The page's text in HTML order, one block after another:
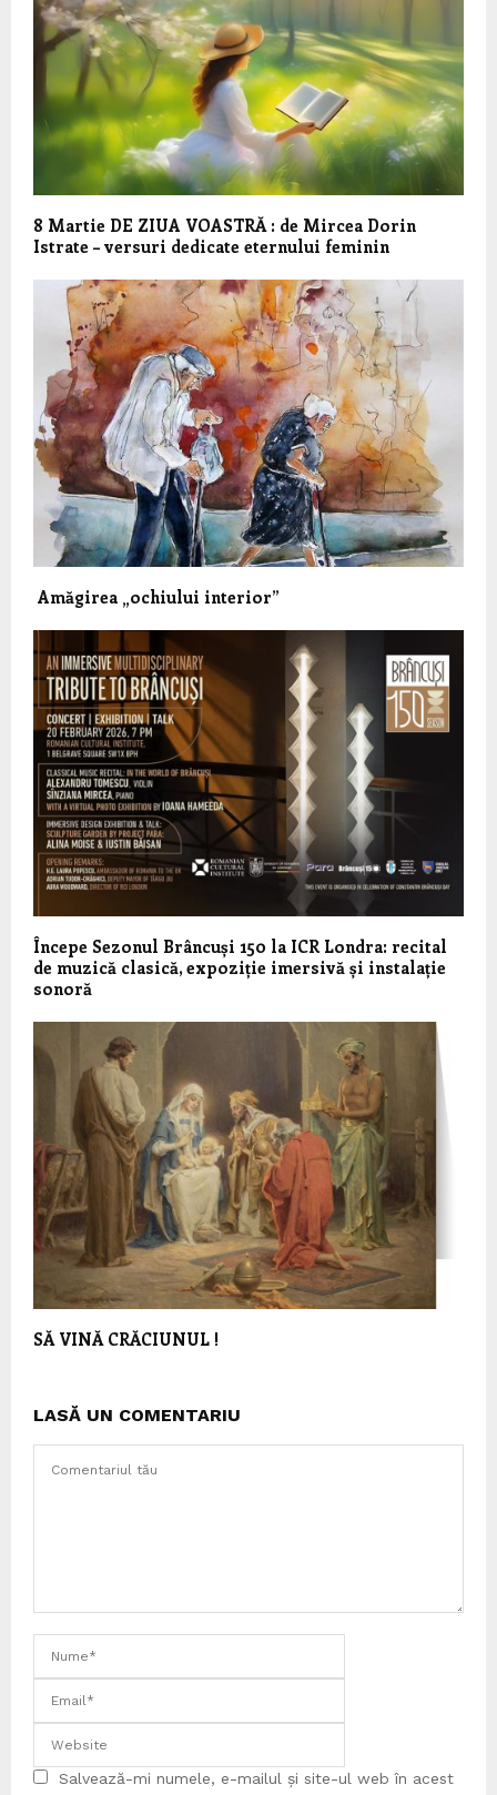
8 Martie DE ZIUA VOASTRĂ : de Mircea Dorin
Istrate – versuri dedicate eternului feminin
Amăgirea „ochiului interior”
Începe Sezonul Brâncuși 150 la ICR Londra: recital
de muzică clasică, expoziție imersivă și instalație
sonoră
SĂ VINĂ CRĂCIUNUL !
LASĂ UN COMENTARIU
Salvează-mi numele, e-mailul și site-ul web în acest